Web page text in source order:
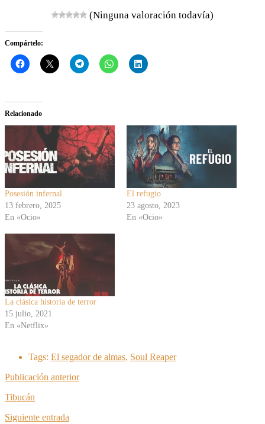
(Ninguna valoración todavía)
Compártelo:
Relacionado
Posesión infernal
13 febrero, 2025
En «Ocio»
El refugio
23 agosto, 2023
En «Ocio»
La clásica historia de terror
15 julio, 2021
En «Netflix»
Tags: El segador de almas, Soul Reaper
Publicación anterior
Tibucán
Siguiente entrada